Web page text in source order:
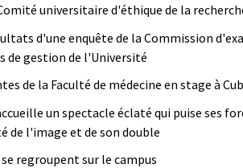
universitaire d'éthique de la
d'une enquête de la Commission
de gestion de l'Université
de la Faculté de médecine en stage à
un spectacle éclaté qui puise ses
de l'image et de son double
regroupent sur le campus